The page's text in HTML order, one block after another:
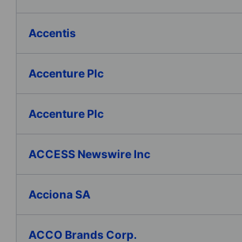
Accentis
Accenture Plc
Accenture Plc
ACCESS Newswire Inc
Acciona SA
ACCO Brands Corp.